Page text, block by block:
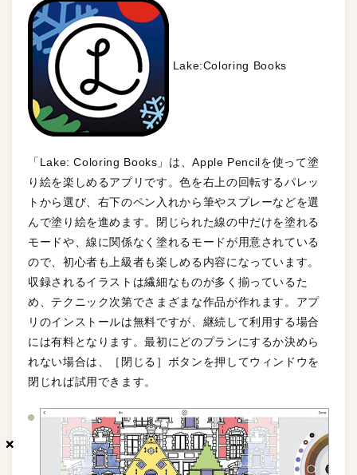
×
×
×
Lake:Coloring Books
「Lake: Coloring Books」は、Apple Pencilを使って塗
り絵を楽しめるアプリです。色を右上の回転するパレッ
トから選び、右下のペン入れから筆やスプレーなどを選
んで塗り絵を進めます。閉じられた線の中だけを塗れる
モードや、線に関係なく塗れるモードが用意されている
ので、初心者も上級者も楽しめる内容になっています。
収録されるイラストは繊細なものが多く揃っているた
め、テクニック次第でさまざまな作品が作れます。アプ
リのインストールは無料ですが、継続して利用する場合
には有料となります。最初にどのプランにするか決めら
れない場合は、［閉じる］ボタンを押してウィンドウを
閉じれば試用できます。